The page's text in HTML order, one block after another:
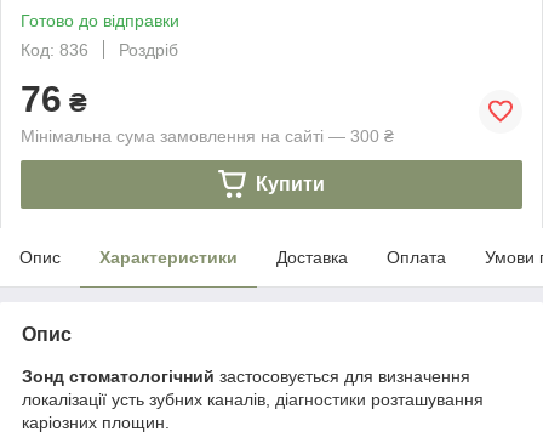
Готово до відправки
Код: 836
Роздріб
76 ₴
Мінімальна сума замовлення на сайті — 300 ₴
Купити
Опис Характеристики Доставка Оплата Умови
Опис
Зонд стоматологічний застосовується для визначення
локалізації усть зубних каналів, діагностики розташування
каріозних площин.